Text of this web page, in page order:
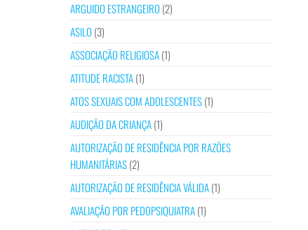
ARGUIDO ESTRANGEIRO (2)
ASILO (3)
ASSOCIAÇÃO RELIGIOSA(1)
ATITUDE RACISTA(1)
ATOS SEXUAIS COM ADOLESCENTES(1)
AUDIÇÃO DA CRIANÇA(1)
AUTORIZAÇÃO DE RESIDÊNCIA POR RAZÕES
HUMANITÁRIAS(2)
AUTORIZAÇÃO DE RESIDÊNCIA VÁLIDA(1)
AVALIAÇÃO POR PEDOPSIQUIATRA(1)